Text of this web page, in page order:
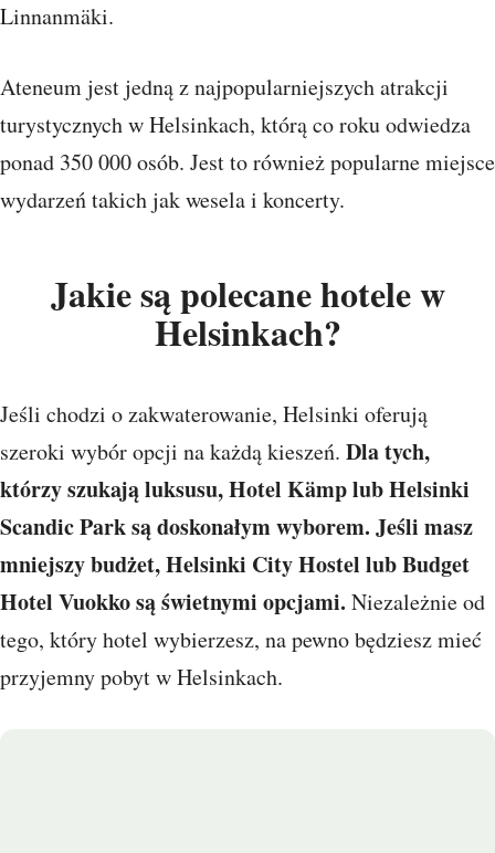
Linnanmäki.
Ateneum jest jedną z najpopularniejszych atrakcji
turystycznych w Helsinkach, którą co roku odwiedza
ponad 350 000 osób. Jest to również popularne miejsce
wydarzeń takich jak wesela i koncerty.
Jakie są polecane hotele w
Helsinkach?
Jeśli chodzi o zakwaterowanie, Helsinki oferują
szeroki wybór opcji na każdą kieszeń. Dla tych,
którzy szukają luksusu, Hotel Kämp lub Helsinki
Scandic Park są doskonałym wyborem. Jeśli masz
mniejszy budżet, Helsinki City Hostel lub Budget
Hotel Vuokko są świetnymi opcjami. Niezależnie od
tego, który hotel wybierzesz, na pewno będziesz mieć
przyjemny pobyt w Helsinkach.